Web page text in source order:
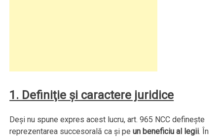
1. Definiţie şi caractere juridice
Deşi nu spune expres acest lucru, art. 965 NCC defineşte
reprezentarea succesorală ca şi peun beneficiu al legii. În